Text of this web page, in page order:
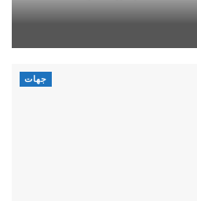
جهات